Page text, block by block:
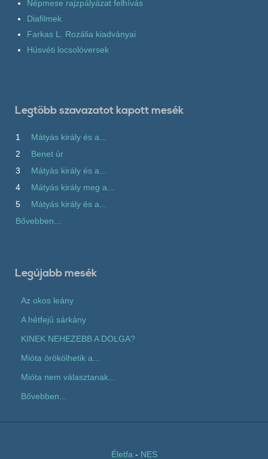
Népmese rajzpályázat felhívás
Diafilmek
Farkas L. Rozália kiadványai
Húsvéti locsolóversek
Legtöbb szavazatot kapott mesék
1
Mátyás király és a...
2
Benet úr
3
Mátyás király és a...
4
Mátyás király meg a...
5
Mátyás király és a...
Bővebben...
Legújabb mesék
Az okos leány
A hétfejű sárkány
KINEK NEHEZEBB A DOLGA?
Mióta örökölhetik a...
Mióta nem választanak...
Bővebben...
Életfa - NES